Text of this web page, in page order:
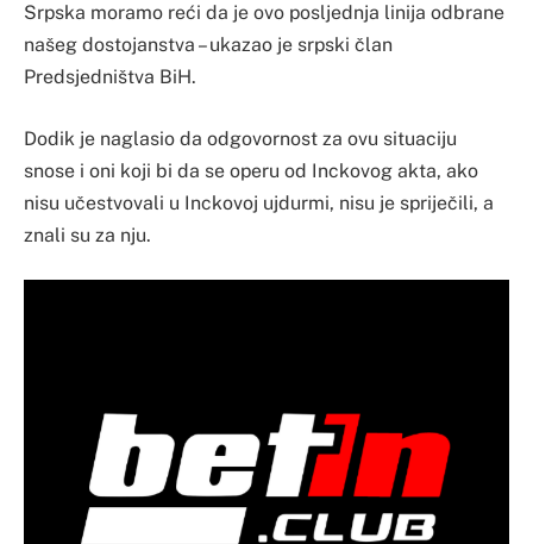
Srpska moramo reći da je ovo posljednja linija odbrane
našeg dostojanstva – ukazao je srpski član
Predsjedništva BiH.
Dodik je naglasio da odgovornost za ovu situaciju
snose i oni koji bi da se operu od Inckovog akta, ako
nisu učestvovali u Inckovoj ujdurmi, nisu je spriječili, a
znali su za nju.